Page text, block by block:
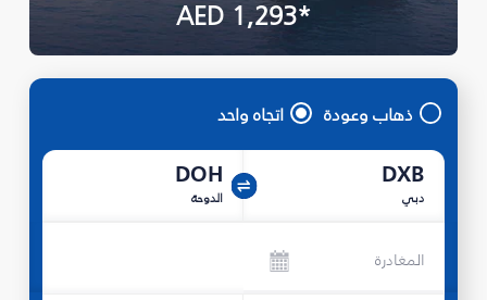
*AED 1,293
ذهاب وعودة اتجاه واحد
DXB
دبي
DOH
الدوحة
المغادرة